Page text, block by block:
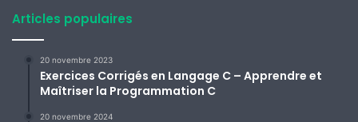
Articles populaires
20 novembre 2023
Exercices Corrigés en Langage C – Apprendre et
Maîtriser la Programmation C
20 novembre 2024